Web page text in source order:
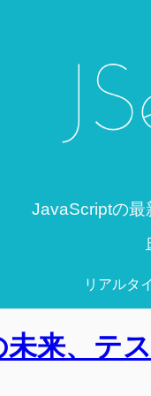
JavaScriptの最
リアルタ
来、テ